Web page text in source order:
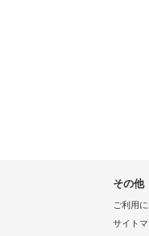
その他
ご利用
サイト